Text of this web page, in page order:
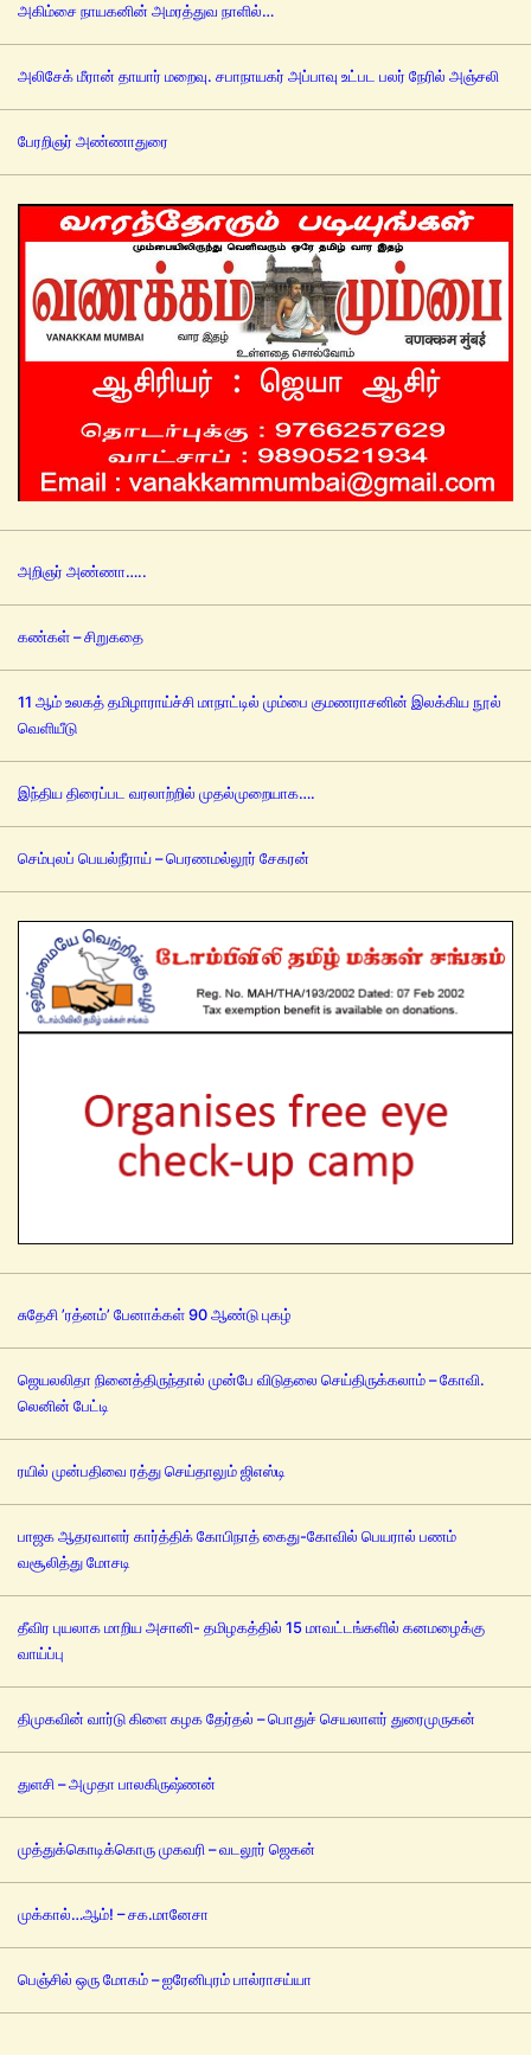
அகிம்சை நாயகனின் அமரத்துவ நாளில்…
அலிசேக் மீரான் தாயார் மறைவு. சபாநாயகர் அப்பாவு உட்பட பலர் நேரில் அஞ்சலி
பேரறிஞர் அண்ணாதுரை
அறிஞர் அண்ணா…..
கண்கள் – சிறுகதை
11 ஆம் உலகத் தமிழாராய்ச்சி மாநாட்டில் மும்பை குமணராசனின் இலக்கிய நூல்
வெளியீடு
இந்திய திரைப்பட வரலாற்றில் முதல்முறையாக….
செம்புலப் பெயல்நீராய் – பெரணமல்லூர் சேகரன்
சுதேசி ’ரத்னம்’ பேனாக்கள் 90 ஆண்டு புகழ்
ஜெயலலிதா நினைத்திருந்தால் முன்பே விடுதலை செய்திருக்கலாம் – கோவி.
லெனின் பேட்டி
ரயில் முன்பதிவை ரத்து செய்தாலும் ஜிஎஸ்டி
பாஜக ஆதரவாளர் கார்த்திக் கோபிநாத் கைது-கோவில் பெயரால் பணம்
வசூலித்து மோசடி
தீவிர புயலாக மாறிய அசானி- தமிழகத்தில் 15 மாவட்டங்களில் கனமழைக்கு
வாய்ப்பு
திமுகவின் வார்டு கிளை கழக தேர்தல் – பொதுச் செயலாளர் துரைமுருகன்
துளசி – அமுதா பாலகிருஷ்ணன்
முத்துக்கொடிக்கொரு முகவரி – வடலூர் ஜெகன்
முக்கால்…ஆம்! – சக.மானேசா
பெஞ்சில் ஒரு மோகம் – ஐரேனிபுரம் பால்ராசய்யா